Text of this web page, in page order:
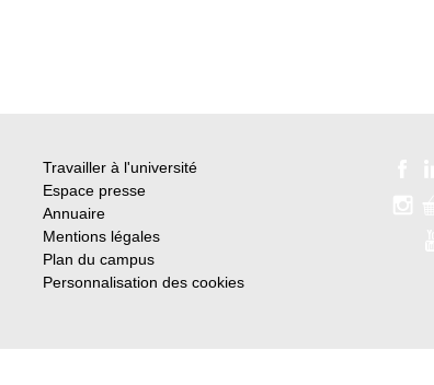
Travailler à l'université
Espace presse
Annuaire
Mentions légales
Plan du campus
Personnalisation des cookies